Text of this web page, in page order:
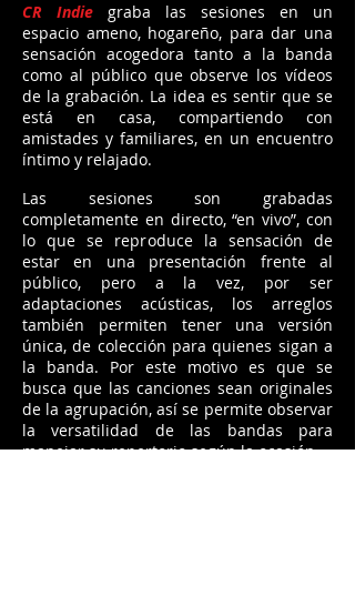
CR Indie graba las sesiones en un
espacio ameno, hogareño, para dar una
sensación acogedora tanto a la banda
como al público que observe los vídeos
de la grabación. La idea es sentir que se
está en casa, compartiendo con
amistades y familiares, en un encuentro
íntimo y relajado.
Las sesiones son grabadas
completamente en directo, “en vivo”, con
lo que se reproduce la sensación de
estar en una presentación frente al
público, pero a la vez, por ser
adaptaciones acústicas, los arreglos
también permiten tener una versión
única, de colección para quienes sigan a
la banda. Por este motivo es que se
busca que las canciones sean originales
de la agrupación, así se permite observar
la versatilidad de las bandas para
manejar su repertorio según la ocasión.